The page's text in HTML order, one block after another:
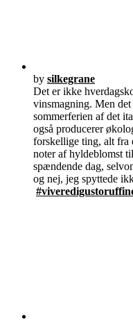
by silkegrane
Det er ikke
vinsmagning. Men
sommerferien af det
også producerer
forskellige ting, alt fra
noter af hyldeblomst
spændende dag,
og nej, jeg spyttede